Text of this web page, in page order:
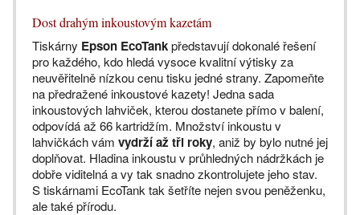
Dost drahým inkoustovým kazetám
Tiskárny Epson EcoTankpředstavují dokonalé řešení
pro každého, kdo hledá vysoce kvalitní výtisky za
neuvěřitelně nízkou cenu tisku jedné strany. Zapomeňte
na předražené inkoustové kazety! Jedna sada
inkoustových lahviček, kterou dostanete přímo v balení,
odpovídá až 66 kartridžím. Množství inkoustu v
lahvičkách vám vydrží až tři roky, aniž by bylo nutné jej
doplňovat. Hladina inkoustu v průhledných nádržkách je
dobře viditelná a vy tak snadno zkontrolujete jeho stav.
S tiskárnami EcoTank tak šetříte nejen svou peněženku,
ale také přírodu.